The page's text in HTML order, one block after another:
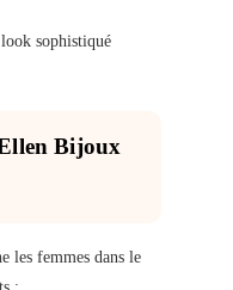
sophistiqué
Bijoux
les femmes dans le